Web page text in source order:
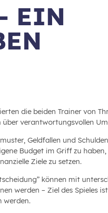
EIN
die beiden Trainer von
über verantwortungsvollen
Geldfallen und
Budget im Griff zu
Ziele zu setzen.
können mit
werden – Ziel des Spieles
werden.